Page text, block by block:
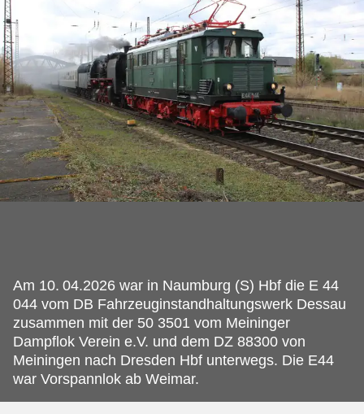
Am 10. 04.2026 war in Naumburg (S) Hbf die E 44
044 vom DB Fahrzeuginstandhaltungswerk Dessau
zusammen mit der 50 3501 vom Meininger
Dampflok Verein e.V. und dem DZ 88300 von
Meiningen nach Dresden Hbf unterwegs. Die E44
war Vorspannlok ab Weimar.